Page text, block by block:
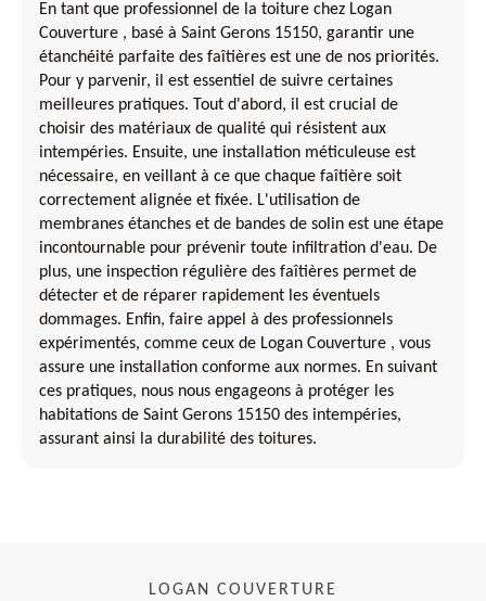
En tant que professionnel de la toiture chez Logan
Couverture , basé à Saint Gerons 15150, garantir une
étanchéité parfaite des faîtières est une de nos priorités.
Pour y parvenir, il est essentiel de suivre certaines
meilleures pratiques. Tout d'abord, il est crucial de
choisir des matériaux de qualité qui résistent aux
intempéries. Ensuite, une installation méticuleuse est
nécessaire, en veillant à ce que chaque faîtière soit
correctement alignée et fixée. L'utilisation de
membranes étanches et de bandes de solin est une étape
incontournable pour prévenir toute infiltration d'eau. De
plus, une inspection régulière des faîtières permet de
détecter et de réparer rapidement les éventuels
dommages. Enfin, faire appel à des professionnels
expérimentés, comme ceux de Logan Couverture , vous
assure une installation conforme aux normes. En suivant
ces pratiques, nous nous engageons à protéger les
habitations de Saint Gerons 15150 des intempéries,
assurant ainsi la durabilité des toitures.
LOGAN COUVERTURE